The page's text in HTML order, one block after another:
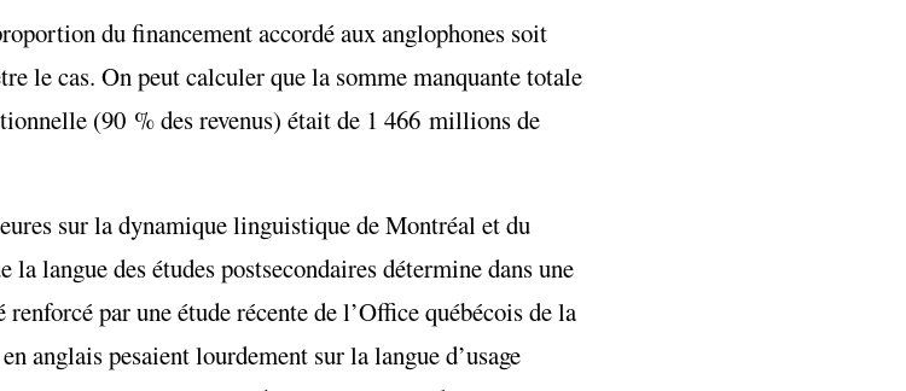
du financement accordé aux anglophones soit
le cas. On peut calculer que la somme manquante totale
(90 % des revenus) était de 1 466 millions de
sur la dynamique linguistique de Montréal et du
langue des études postsecondaires détermine dans une
par une étude récente de l’Office québécois de la
anglais pesaient lourdement sur la langue d’usage